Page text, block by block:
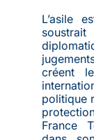
L’asile
créent
politique
France